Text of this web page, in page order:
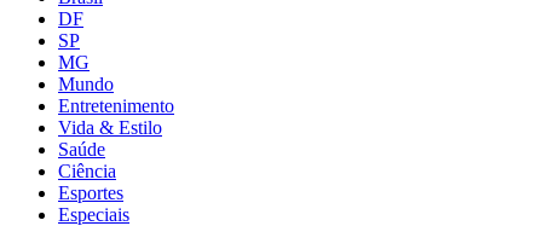
DF
SP
MG
Mundo
Entretenimento
Vida & Estilo
Saúde
Ciência
Esportes
Especiais